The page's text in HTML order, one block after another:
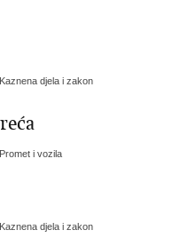
djela i zakon
i vozila
djela i zakon